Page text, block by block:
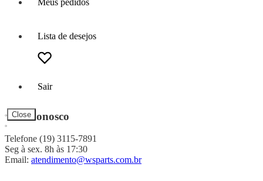
Meus pedidos
Lista de desejos
Sair
Close
Fale Conosco
Telefone (19) 3115-7891
Seg à sex. 8h às 17:30
Email: atendimento@wsparts.com.br